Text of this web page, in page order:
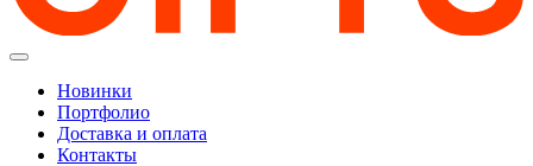
Новинки
Портфолио
Доставка и оплата
Контакты